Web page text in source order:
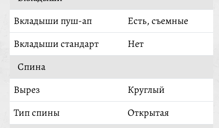
Вкладыши пуш-ап
Есть, съемные
Вкладыши стандарт
Нет
Спина
Вырез
Круглый
Тип спины
Открытая